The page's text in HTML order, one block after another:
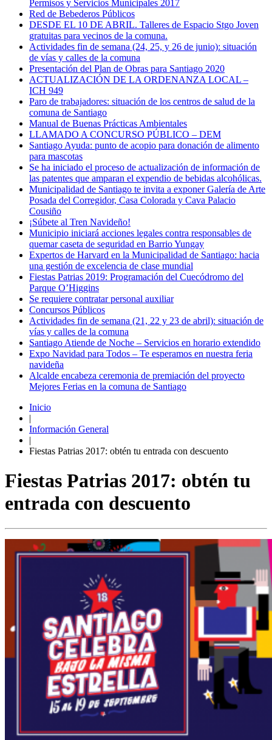
Permisos y Servicios Municipales 2017
Red de Bebederos Públicos
DESDE EL 10 DE ABRIL. Talleres de Espacio Stgo Joven
gratuitas para vecinos de la comuna.
Actividades fin de semana (24, 25, y 26 de junio): situación
de vías y calles de la comuna
Presentación del Plan de Obras para Santiago 2020
ACTUALIZACIÓN DE LA ORDENANZA LOCAL –
ICH 949
Paro de trabajadores: situación de los centros de salud de la
comuna de Santiago
Manual de Buenas Prácticas Ambientales
LLAMADO A CONCURSO PÚBLICO – DEM
Santiago Ayuda: punto de acopio para donación de alimento
para mascotas
Se ha iniciado el proceso de actualización de información de
las patentes que amparan el expendio de bebidas alcohólicas.
Municipalidad de Santiago te invita a exponer Galería de Arte
Posada del Corregidor, Casa Colorada y Cava Palacio
Cousiño
¡Súbete al Tren Navideño!
Municipio iniciará acciones legales contra responsables de
quemar caseta de seguridad en Barrio Yungay
Expertos de Harvard en la Municipalidad de Santiago: hacia
una gestión de excelencia de clase mundial
Fiestas Patrias 2019: Programación del Cuecódromo del
Parque O’Higgins
Se requiere contratar personal auxiliar
Concursos Públicos
Actividades fin de semana (21, 22 y 23 de abril): situación de
vías y calles de la comuna
Santiago Atiende de Noche – Servicios en horario extendido
Expo Navidad para Todos – Te esperamos en nuestra feria
navideña
Alcalde encabeza ceremonia de premiación del proyecto
Mejores Ferias en la comuna de Santiago
Inicio
|
Información General
|
Fiestas Patrias 2017: obtén tu entrada con descuento
Fiestas Patrias 2017: obtén tu
entrada con descuento